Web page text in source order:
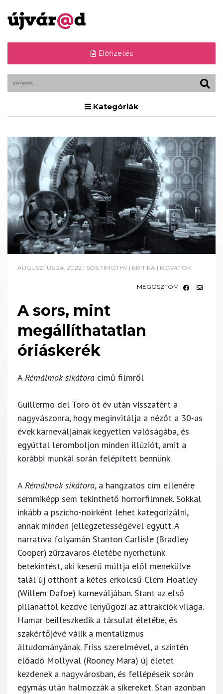
Előfizetés
Kategóriák
AUGUSZTUS 24, 2022 | SÓS TIMOTHY | KRITIKA | ROVATOK
MEGOSZTOM
A sors, mint
megállíthatatlan
óriáskerék
ARémálmok sikátora című filmről
Guillermo del Toro öt év után visszatért a
nagyvászonra, hogy meginvitálja a nézőt a 30-as
évek karneváljainak kegyetlen valóságába, és
egyúttal leromboljon minden illúziót, amit a
korábbi munkái során felépített bennünk.
ARémálmok sikátora, a hangzatos cím ellenére
semmiképp sem tekinthető horrorfilmnek. Sokkal
inkább a pszicho-noirként lehet kategorizálni,
annak minden jellegzetességével együtt. A
narratíva folyamán Stanton Carlisle (Bradley
Cooper) zűrzavaros életébe nyerhetünk
betekintést, aki keserű múltja elől menekülve
talál új otthont a kétes erkölcsű Clem Hoatley
(Willem Dafoe) karneváljában. Stant az első
pillanattól kezdve lenyűgözi az attrakciók világa.
Hamar beilleszkedik a társulat életébe, és
szakértőjévé válik a mentalizmus
áltudományának. Friss szerelmével, a szintén
előadó Mollyval (Rooney Mara) új életet
kezdenek a nagyvárosban, és fellépéseik során
egymás után halmozzák a sikereket. Stan azonban